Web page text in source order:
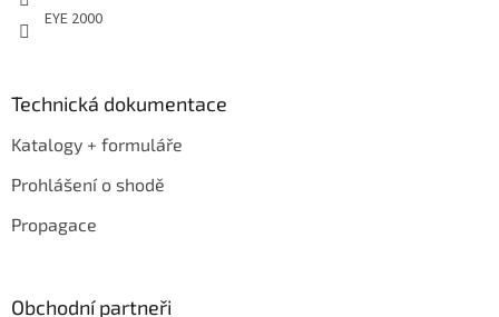
EYE 2000
Technická dokumentace
Katalogy + formuláře
Prohlášení o shodě
Propagace
Obchodní partneři